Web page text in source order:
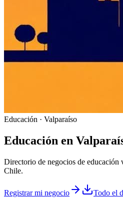
Educación · Valparaíso
Educación en
Directorio de negocios de educación
Chile.
Registrar mi negocio Todo el